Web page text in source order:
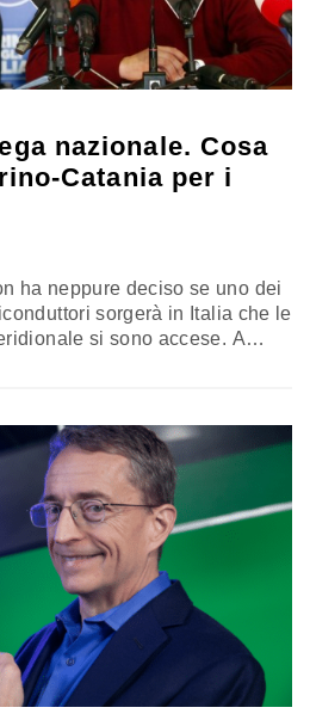
nazionale. Cosa
Catania per i
ha neppure deciso se uno dei
sorgerà in Italia che le
si sono accese. A